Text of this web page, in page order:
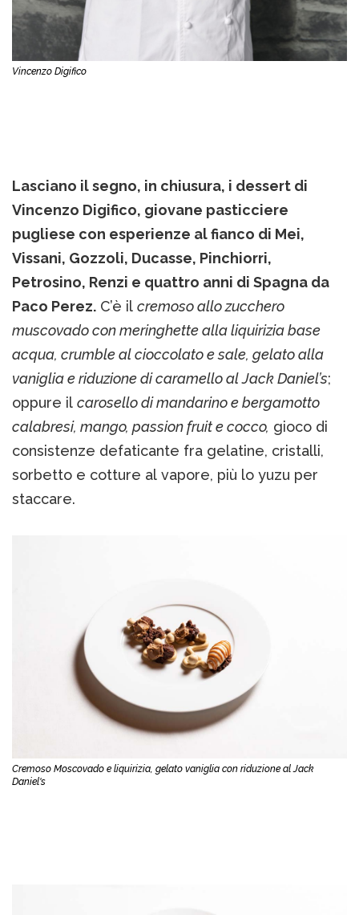
Vincenzo Digifico
Lasciano il segno, in chiusura, i dessert di
Vincenzo Digifico, giovane pasticciere
pugliese con esperienze al fianco di Mei,
Vissani, Gozzoli, Ducasse, Pinchiorri,
Petrosino, Renzi e quattro anni di Spagna da
Paco Perez. C’è il cremoso allo zucchero
muscovado con meringhette alla liquirizia base
acqua, crumble al cioccolato e sale, gelato alla
vaniglia e riduzione di caramello al Jack Daniel’s;
oppure il carosello di mandarino e bergamotto
calabresi, mango, passion fruit e cocco, gioco di
consistenze defaticante fra gelatine, cristalli,
sorbetto e cotture al vapore, più lo yuzu per
staccare.
Cremoso Moscovado e liquirizia, gelato vaniglia con riduzione al Jack
Daniel's